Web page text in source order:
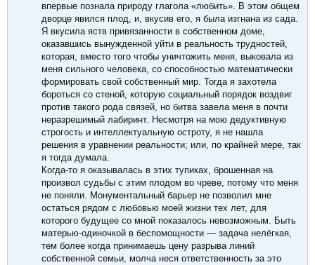
впервые познала природу глагола «любить». В этом общем
дворце явился плод, и, вкусив его, я была изгнана из сада.
Я вкусила яств привязанности в собственном доме,
оказавшись вынужденной уйти в реальность трудностей,
которая, вместо того чтобы уничтожить меня, выковала из
меня сильного человека, со способностью математически
формировать свой собственный мир. Тогда я захотела
бороться со стеной, которую социальный порядок воздвиг
против такого рода связей, но битва завела меня в почти
неразрешимый лабиринт. Несмотря на мою дедуктивную
строгость и интеллектуальную остроту, я не нашла
решения в уравнении реальности; или, по крайней мере, так
я тогда думала.
Когда-то я оказывалась в этих тупиках, брошенная на
произвол судьбы с этим плодом во чреве, потому что меня
не поняли. Монументальный барьер не позволил мне
остаться рядом с любовью моей жизни тех лет, для
которого будущее со мной показалось невозможным. Быть
матерью-одиночкой в беспомощности — задача нелёгкая,
тем более когда принимаешь цену разрыва линий
собственной семьи, молча неся ответственность за это